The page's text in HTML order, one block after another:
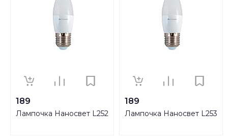
189
Лампочка Наносвет L252
189
Лампочка Наносвет L253